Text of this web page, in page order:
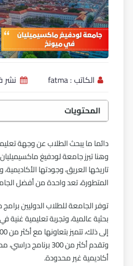
الكاتب :fatma نشر
المحتويات
دائما ما يبحث الطلاب عن وجهة
وهنا تبرز جامعة لودفيغ
تاريخها العريق، وجودتها الأكاديمية،
المتطورة، تعد واحدة من أفضل
توفر الجامعة للطلاب الدوليين
بحثية عالمية، وتجربة تعليمية غنية
وتقدم أكثر من 300
أكاديمية غير محدودة.